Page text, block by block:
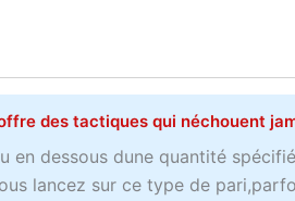
des tactiques qui néchouent
en dessous dune quantité
lancez sur ce type de